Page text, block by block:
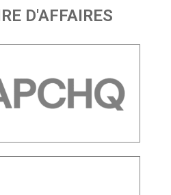
D'AFFAIRES